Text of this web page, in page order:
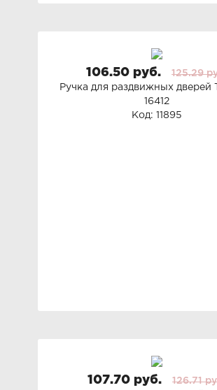
106.50 руб.
125.29
Ручка для раздвижных дверей
16412
Код: 11895
107.70 руб.
126.71